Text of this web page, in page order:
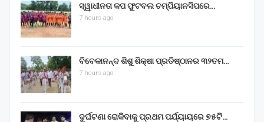
ସ୍ୱାଧୀନତା କପ ଫୁଟବଲ ଚମ୍ପିୟାନସିପରେ…
7 hours ago
ବିବେକାନନ୍ଦ ଶିଶୁ ଶିକ୍ଷା ପ୍ରତିଷ୍ଠାନର ୩୨ତମ…
7 hours ago
ଦୁର୍ଘଟଣା ରୋକିବାକୁ ପ୍ରଥମ ପର୍ଯ୍ୟାୟରେ ୭୫ଟି…